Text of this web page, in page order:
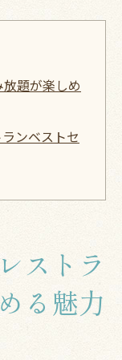
題が楽しめ
ンベストセ
秘密
トラン紹介
アリング
ストラ
る魅力